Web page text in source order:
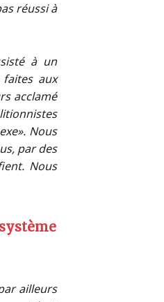
réussi à
à un
aux
acclamé
Nous
par des
Nous
ailleurs